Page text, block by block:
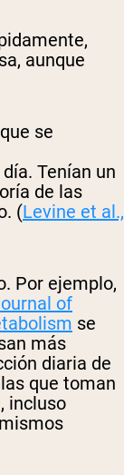
aunque
se
Tenían un
de las
(Levine et al.,
Por ejemplo,
of
se
más
diaria de
que toman
incluso